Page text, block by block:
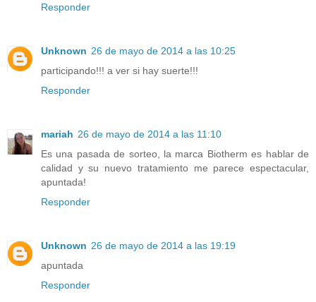
Responder
Unknown 26 de mayo de 2014 a las 10:25
participando!!! a ver si hay suerte!!!
Responder
mariah 26 de mayo de 2014 a las 11:10
Es una pasada de sorteo, la marca Biotherm es hablar de
calidad y su nuevo tratamiento me parece espectacular,
apuntada!
Responder
Unknown 26 de mayo de 2014 a las 19:19
apuntada
Responder